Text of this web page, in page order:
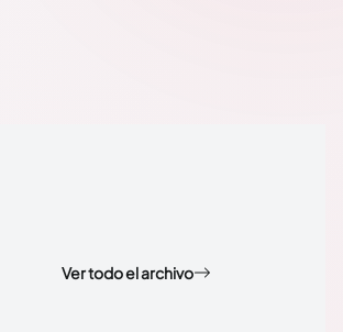
Ver todo el archivo